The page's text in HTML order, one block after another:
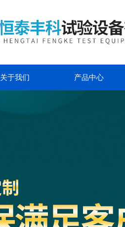
关于我们 产品中心